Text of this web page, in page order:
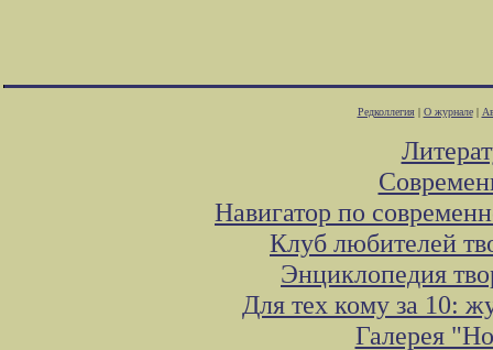
Редколлегия| О журнале|
Навигатор по
Клуб любителей
Энциклопедия
Для тех кому за 10:
Галерея